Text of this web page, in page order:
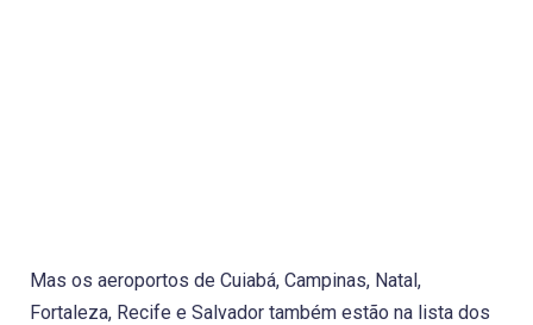
Mas os aeroportos de Cuiabá, Campinas, Natal,
Fortaleza, Recife e Salvador também estão na lista dos